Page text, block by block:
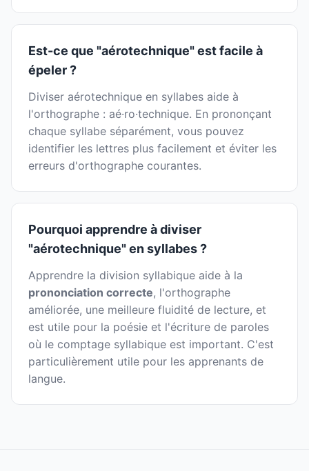
Est-ce que "aérotechnique" est facile à
épeler ?
Diviser aérotechnique en syllabes aide à
l'orthographe : aé·ro·technique. En prononçant
chaque syllabe séparément, vous pouvez
identifier les lettres plus facilement et éviter les
erreurs d'orthographe courantes.
Pourquoi apprendre à diviser
"aérotechnique" en syllabes ?
Apprendre la division syllabique aide à la
prononciation correcte, l'orthographe
améliorée, une meilleure fluidité de lecture, et
est utile pour la poésie et l'écriture de paroles
où le comptage syllabique est important. C'est
particulièrement utile pour les apprenants de
langue.